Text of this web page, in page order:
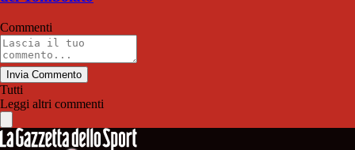
Commenti
Invia Commento
Tutti
Leggi altri commenti